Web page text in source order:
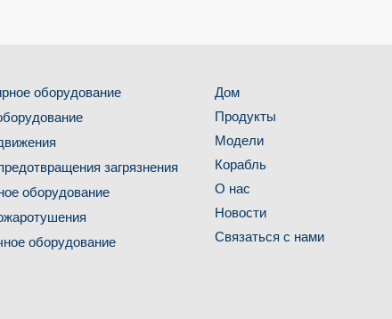
оборудование
загрязнения
оборудование
оборудование
Дом
Продукты
Модели
Корабль
О нас
Новости
Связаться с нами